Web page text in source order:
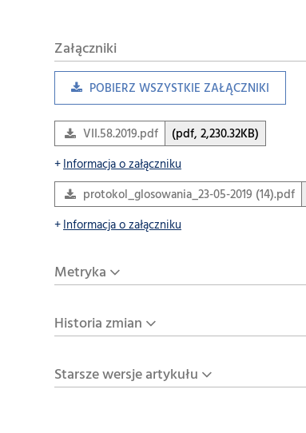
Załączniki
POBIERZ WSZYSTKIE ZAŁĄCZNIKI
VII.58.2019.pdf
(pdf, 2,230.32KB)
Informacja o załączniku
protokol_glosowania_23-05-2019 (14).pdf
Informacja o załączniku
Metryka
Historia zmian
Starsze wersje artykułu